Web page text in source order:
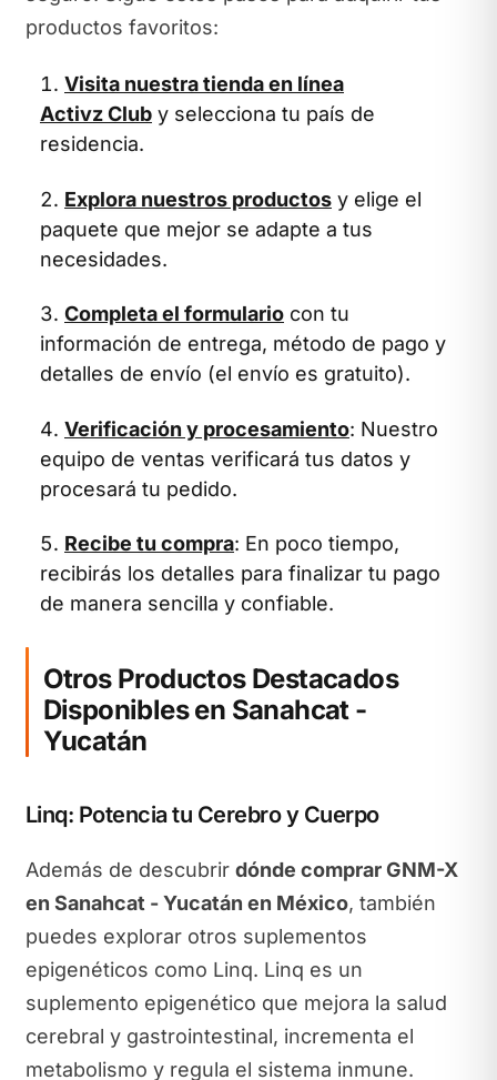
productos favoritos:
Visita nuestra tienda en línea
Activz Club y selecciona tu país de
residencia.
Explora nuestros productos y elige el
paquete que mejor se adapte a tus
necesidades.
Completa el formulario con tu
información de entrega, método de pago y
detalles de envío (el envío es gratuito).
Verificación y procesamiento: Nuestro
equipo de ventas verificará tus datos y
procesará tu pedido.
Recibe tu compra: En poco tiempo,
recibirás los detalles para finalizar tu pago
de manera sencilla y confiable.
Otros Productos Destacados
Disponibles en Sanahcat -
Yucatán
Linq: Potencia tu Cerebro y Cuerpo
Además de descubrir dónde comprar GNM-X
en Sanahcat - Yucatán en México, también
puedes explorar otros suplementos
epigenéticos como Linq. Linq es un
suplemento epigenético que mejora la salud
cerebral y gastrointestinal, incrementa el
metabolismo y regula el sistema inmune.